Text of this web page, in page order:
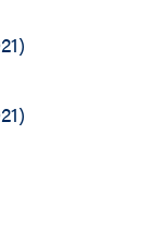
)
)